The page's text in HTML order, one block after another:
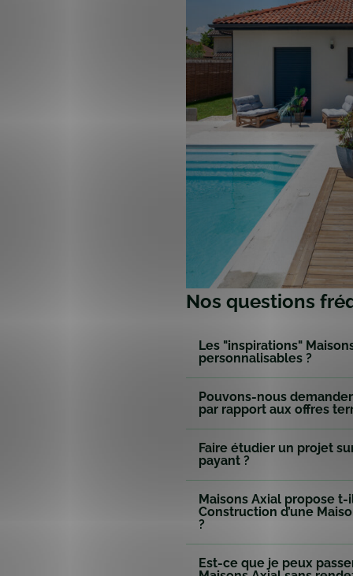
Nos questions
Les "inspirations"
personnalisables ?
Pouvons-nous
par rapport aux offres
Faire étudier un projet
payant ?
Maisons Axial propose
Construction d’une
?
Est-ce que je peux